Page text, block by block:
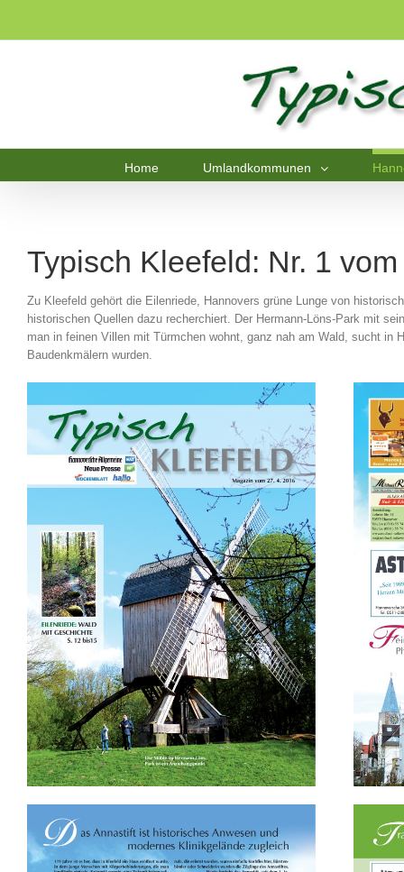
Home Umlandkommunen
Typisch Kleefeld: Nr. 1
Zu Kleefeld gehört die Eilenriede, Hannovers grüne Lunge von
historischen Quellen dazu recherchiert. Der Hermann-Löns-Park mit
man in feinen Villen mit Türmchen wohnt, ganz nah am Wald, sucht
Baudenkmälern wurden.